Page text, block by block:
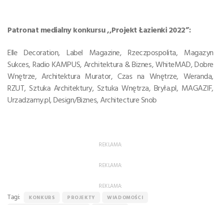
Patronat medialny konkursu ,,Projekt Łazienki 2022”:
Elle Decoration, Label Magazine, Rzeczpospolita, Magazyn
Sukces, Radio KAMPUS, Architektura & Biznes, WhiteMAD, Dobre
Wnętrze, Architektura Murator, Czas na Wnętrze, Weranda,
RZUT, Sztuka Architektury, Sztuka Wnętrza, Bryła.pl, MAGAZIF,
Urzadzamy.pl, Design/Biznes, Architecture Snob
REKLAMA:
REKLAMA:
REKLAMA:
Tagi: KONKURS PROJEKTY
WIADOMOŚCI